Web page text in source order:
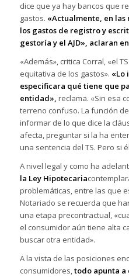
dice que ya hay bancos que
gastos. «Actualmente, en las
los gastos de registro y
gestoría y el AJD», aclaran en
«Además», critica Corral, «el
equitativa de los gastos». «Lo
especificara qué tiene que
entidad», reclama. «Sin esa
terreno confuso. La función
informar de lo que dice la
afecta, preguntar si la ha
una sentencia del TS. Pero si
A nivel legal y como ha
la Ley Hipotecaria
problemáticas, entre las que
Notariado se recuerda que
una etapa precontractual,
el consumidor aún tiene alta
buscar otra entidad».
A la vista de las posiciones
consumidores,todo apunta a